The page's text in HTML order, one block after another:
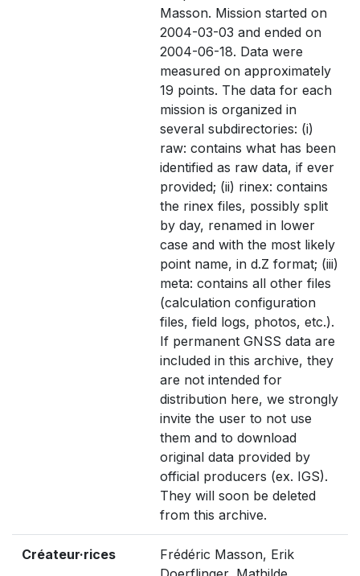
Masson. Mission started on
2004-03-03 and ended on
2004-06-18. Data were
measured on approximately
19 points. The data for each
mission is organized in
several subdirectories: (i)
raw: contains what has been
identified as raw data, if ever
provided; (ii) rinex: contains
the rinex files, possibly split
by day, renamed in lower
case and with the most likely
point name, in d.Z format; (iii)
meta: contains all other files
(calculation configuration
files, field logs, photos, etc.).
If permanent GNSS data are
included in this archive, they
are not intended for
distribution here, we strongly
invite the user to not use
them and to download
original data provided by
official producers (ex. IGS).
They will soon be deleted
from this archive.
Créateur·rices
Frédéric Masson, Erik